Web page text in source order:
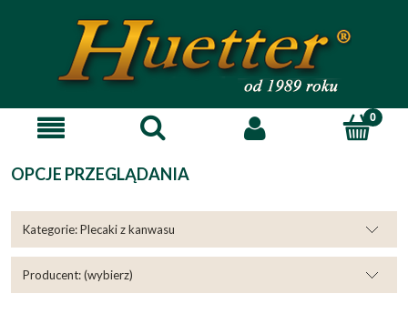
OPCJE PRZEGLĄDANIA
Kategorie: Plecaki z kanwasu
Producent: (wybierz)